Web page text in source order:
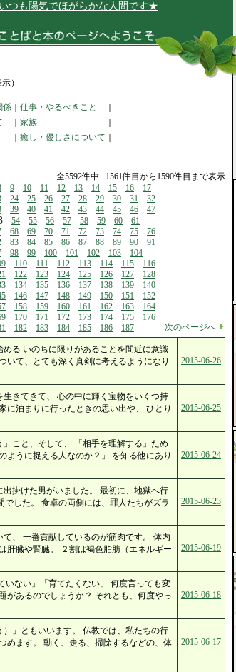
陽気でほがらかな人間です★
）
係 仕事・やるべきこと
家族
癒し・優しさについて
全5592件中 1561件目から1590件目まで表示
9 10 11 12 13 14 15 16
17
24 25 26 27 28 29 30 31
32
39 40 41 42 43 44 45 46
47
54 55 56 57 58 59 60
61
68 69 70 71 72 73 74 75
76
83 84 85 86 87 88 89 90
91
98 99 100 101 102 103
104
110 111 112 113 114 115
116
122 123 124 125 126 127
128
134 135 136 137 138 139
140
146 147 148 149 150 151
152
158 159 160 161 162 163
164
170 171 172 173 174 175
176
182 183 184 185 186 187 次のページへ
る いのちに限りがあることを間近に意識
いて、とても深く真剣に考えるようになり
2015-06-26
きてきて、 心の中に輝く宝物をいくつ持
に泊まりに行ったときの思い出や、 ひとり
2015-06-25
」こと、そして、 「相手を理解する」ため
ように捉える人なのか？」 を知る他にあり
2015-06-24
掛けた男がいました。 最初に、地獄へ行
した。 食卓の両側には、罪人たちがズラ
2015-06-23
て、 一番貢献しているのが筋肉です。 体内
肝臓や腎臓。 ２割は褐色脂肪（エネルギー
2015-06-19
いない」「育てたくない」 何度言っても変
があるのでしょうか？ それとも、何度やっ
2015-06-18
」ともいいます。 仏教では、私たちの行
めます。 動く、走る、掃除するなどの、体
2015-06-17